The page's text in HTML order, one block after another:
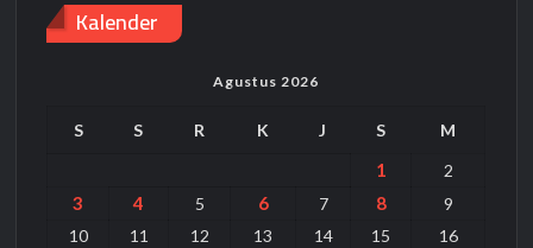
Kembali
Kalender
Agustus 2026
S S R K J S M
1 2
3 4 5 6 7 8
9
10
11 12 13 14 15
16